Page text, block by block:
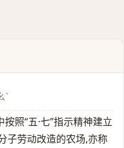
ˋ
照“五·七”指示精神建立
子劳动改造的农场,亦称